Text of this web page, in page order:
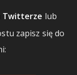
Twitterze lub
zapisz się do